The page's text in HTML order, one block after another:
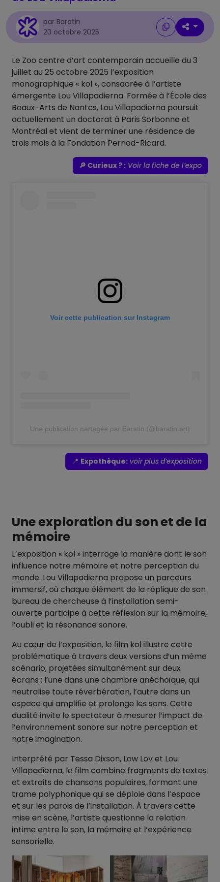
par Baratin
20 octobre 2025
Le Zoo centre d’art contemporain accueille du 3
juillet au 25 octobre 2025 l’exposition
monographique « kol », consacrée à l’artiste
émergente Lou Villapadierna. Formée à l’École des
Beaux-Arts de Nantes, Lou Villapadierna poursuit
actuellement un doctorat à Paris Sorbonne et
Montréal et vient de terminer une résidence de
trois mois à la Fondation Pernod-Ricard.
🔎 Curieux ? : Voir la fiche de l’expo
Voir cette publication sur Instagram
Une publication partagée par Baratin (@baratin.art)
📍 Expothèque: voir plus d’exposition
Une exploration du son et de la
mémoire
L’exposition « kol » interroge la manière dont le son
influence notre mémoire et notre perception du
monde. Lou Villapadierna propose un parcours
immersif, où chaque élément de la réplique de son
bureau de chercheuse à l’installation semi-
ouverte participe à cette réflexion sur la mémoire,
l’oubli et la résonance sonore.
Au cœur de l’exposition, le film kol illustre cette
problématique à travers deux versions d’un même
scénario, projetées simultanément sur deux
écrans : l’une dans une chambre anéchoïque, qui
neutralise toute réverbération, l’autre dans un
espace qui amplifie et prolonge les sons. Cette
dualité invite le spectateur à mesurer l’impact de
l’environnement sonore sur notre perception et
notre imagination.
Interprété par Tessa Dixson, Low Lov et Lou
Villapadierna, le film combine fragments de textes
et extraits de chansons populaires, formant une
trame polyphonique qui se déploie dans l’espace
et sur les parois de l’installation. À travers cette
mise en scène, l’artiste questionne la relation
intime entre le son, la mémoire et l’expérience
sensorielle.